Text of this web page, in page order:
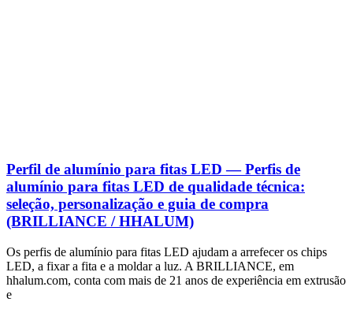
Perfil de alumínio para fitas LED — Perfis de
alumínio para fitas LED de qualidade técnica:
seleção, personalização e guia de compra
(BRILLIANCE / HHALUM)
Os perfis de alumínio para fitas LED ajudam a arrefecer os chips
LED, a fixar a fita e a moldar a luz. A BRILLIANCE, em
hhalum.com, conta com mais de 21 anos de experiência em extrusão
e